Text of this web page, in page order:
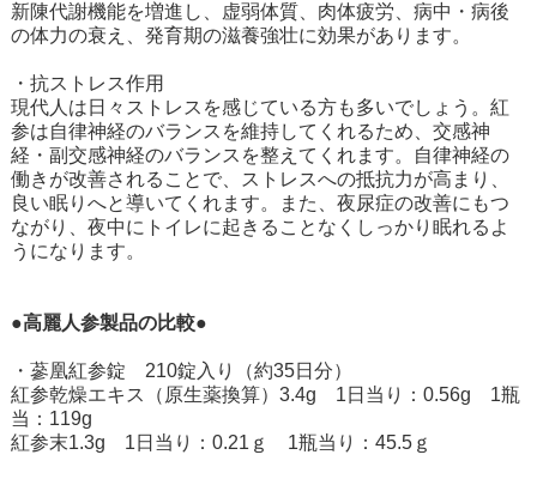
新陳代謝機能を増進し、虚弱体質、肉体疲労、病中・病後
の体力の衰え、発育期の滋養強壮に効果があります。
・抗ストレス作用
現代人は日々ストレスを感じている方も多いでしょう。紅
参は自律神経のバランスを維持してくれるため、交感神
経・副交感神経のバランスを整えてくれます。自律神経の
働きが改善されることで、ストレスへの抵抗力が高まり、
良い眠りへと導いてくれます。また、夜尿症の改善にもつ
ながり、夜中にトイレに起きることなくしっかり眠れるよ
うになります。
●高麗人参製品の比較●
・蔘凰紅参錠 210錠入り（約35日分）
紅参乾燥エキス（原生薬換算）3.4g 1日当り：0.56g 1瓶
当：119g
紅参末1.3g 1日当り：0.21ｇ 1瓶当り：45.5ｇ